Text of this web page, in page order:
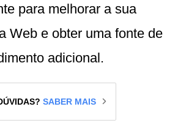
para melhorar a sua
Web e obter uma fonte de
adicional.
SABER MAIS